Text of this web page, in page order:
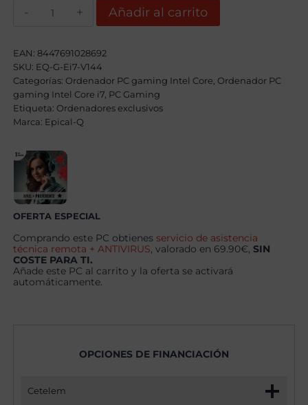
Core
i7
14700KF,
32GB,
2TB
SSD
NVME,
RTX
+
Windows
11
Pro
cantidad
Añadir al carrito
EAN:8447691028692
SKU: EQ-G-Ei7-V144
Categorías: Ordenador PC gaming Intel Core Ordenador PC
gaming Intel Core i7 PC Gaming
Etiqueta: Ordenadores exclusivos
Marca: Epical-Q
OFERTA ESPECIAL
Comprando este PC obtienes servicio de asistencia
técnica remota + ANTIVIRUS , valorado en 69.90€,SIN
COSTE PARA TI.
Añade este PC al carrito y la oferta se activará
automáticamente.
OPCIONES DE FINANCIACIÓN
Cetelem